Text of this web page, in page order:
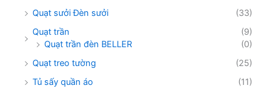
Quạt sưởi Đèn sưởi
(33)
Quạt trần
(9)
Quạt trần đèn BELLER
(0)
Quạt treo tường
(25)
Tủ sấy quần áo
(11)